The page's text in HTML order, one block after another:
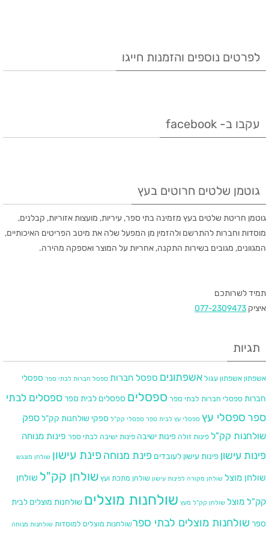
o
e
r
t
d
לפרטים נוספים והזמנות חייגו
עקבו ב- facebook
גוטמן שלטים חרוטים בעץ
גוטמן חריטת שלטים בעץ מזמינה בתי ספר, עיריות, מועצות אזוריות, קבלנים,
מוסדות וחברות להתרשם ולהזמין מן המפעל שלה את מיטב הפריטים האיכותיים,
המגוונים, מגובים בשירות התקנה, אחריות על המוצר ואספקה מהירה.
תמיד לשרותכם
איציק 077-2309473
תגיות
אשפתון אשפתון עגול אשפתונים ספסל חברות ספסל חברות לבתי ספר ספסלי
חברות ספסלי חברות לבתי ספר ספסלים ספסלים לבית ספרספסלים לבתי
ספר ספסלי עץ ספסלי עץ לבית ספר ספסלי קק"ל ספקי שולחנות קק"לספק
שולחנות קק"ל פינות זולה פינות ישיבה פינות ישיבה לבתי ספר פינות מנוחה
פינות עישון פינות עישון לעובדים פינת מנוחה פינת עישון שולחן מונגש
שולחן מוצל שולחן מקורה לפינות עישון שולחן מתכת ועץ שולחן קק"ל שולחן
קק"ל מוצל שולחן קק"ל מעץ שולחנות מוצלים שולחנות מוצלים לבית
ספר שולחנות מוצלים לבתי ספר​שולחנות מוצלים למוסדות שולחנות מנוחה